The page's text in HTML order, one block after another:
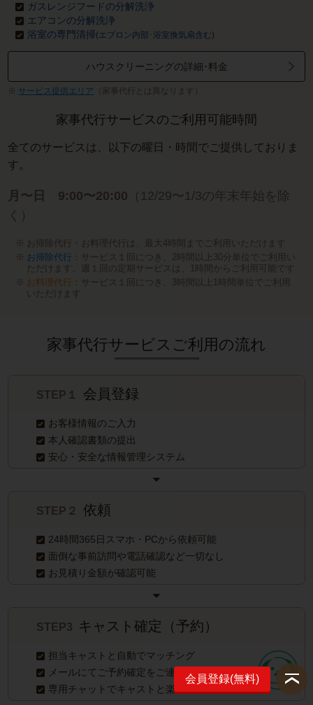
ガスレンジフードの分解洗浄
エアコンの分解洗浄
浴室の専門清掃(エプロン内部･浴室換気扇含む)
ハウスクリーニングの詳細･料金
サービス提供エリア （家事代行とは異なります）
家事代行サービスのご利用可能時間
全てのサービスは、以下の曜日・時間でご提供しておりま
す。
月〜日 9:00〜20:00 （12/29〜1/3の年末年始を除
く）
お掃除代行・お料理代行は、最大4時間までご利用いただけます
お掃除代行 ：サービス１回につき、2時間以上30分単位でご利用い
ただけます。週１回の定期サービスは、1時間からご利用可能です
お料理代行 ：サービス１回につき、3時間以上1時間単位でご利用
いただけます
家事代行サービスご利用の流れ
STEP１ 会員登録
お客様情報のご入力
本人確認書類の提出
安心・安全な情報管理システム
STEP２依頼
24時間365日スマホ・PCから依頼可能
面倒な事前訪問や電話確認など一切なし
お見積り金額が確認可能
STEP3 キャスト確定（予約）
担当キャストと自動でマッチング
メールにてご予約確定をご連絡
専用チャットでキャストと楽らく打ち合わせ
会員登録(無料)